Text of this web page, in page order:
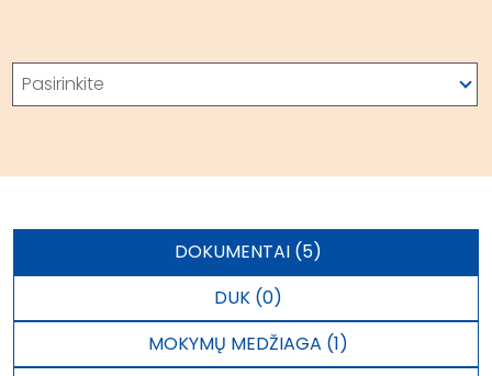
Paieška
Pasirinkite
DOKUMENTAI (5)
DUK (0)
MOKYMŲ MEDŽIAGA (1)